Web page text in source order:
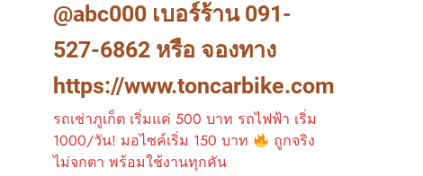
@abc000 เบอร์ร้าน 091-
527-6862 หรือ จองทาง
https://www.toncarbike.com
รถเช่าภูเก็ต เริ่มแค่ 500 บาท รถไฟฟ้า เริ่ม
1000/วัน! มอไซค์เริ่ม 150 บาท
ถูกจริง
ไม่จกตา พร้อมใช้งานทุกคัน